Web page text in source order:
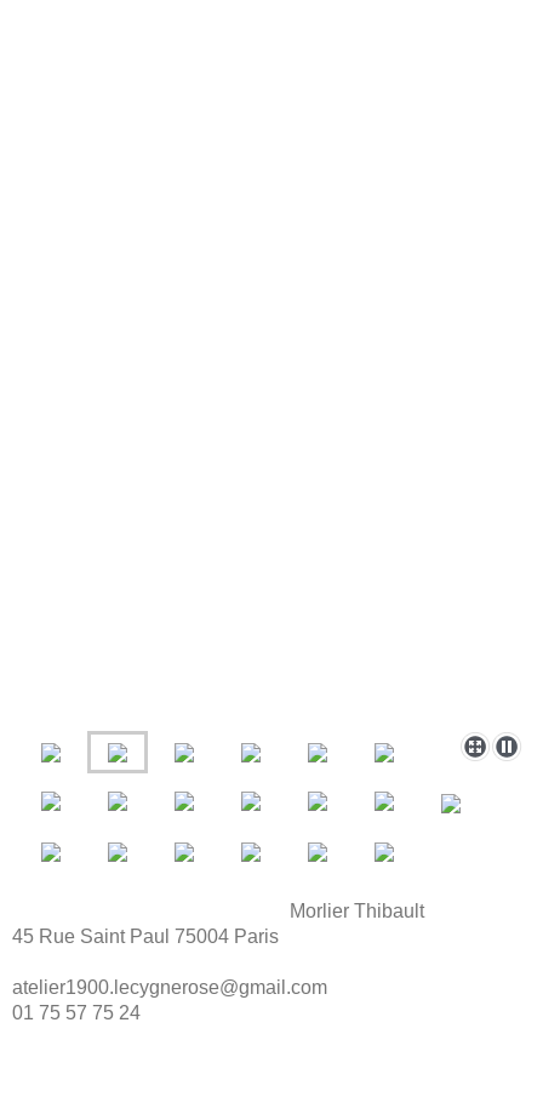
Morlier Thibault
45 Rue Saint Paul 75004 Paris
atelier1900.lecygnerose@gmail.com
01 75 57 75 24